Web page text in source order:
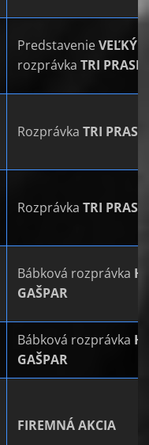
PredstavenieVEĽKÝ
rozprávka TRI
Rozprávka TRI
Rozprávka TRI
Bábková rozprávka
GAŠPAR
Bábková rozprávka
GAŠPAR
FIREMNÁ AKCIA